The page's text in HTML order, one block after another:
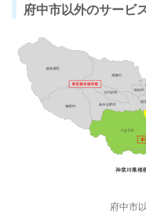
府中市以外のサービ
府中市